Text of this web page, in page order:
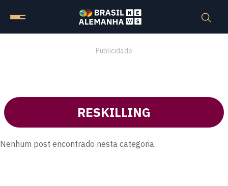
Publicidade
RESKILLING
Nenhum post encontrado nesta categoria.